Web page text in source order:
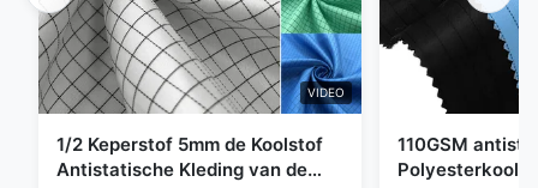
VIDEO
1/2 Keperstof 5mm de Koolstof
Antistatische Kleding van de
110GSM